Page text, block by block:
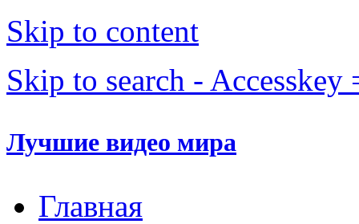
Skip to content
Skip to search - Accesskey
Лучшие видео мира
Главная